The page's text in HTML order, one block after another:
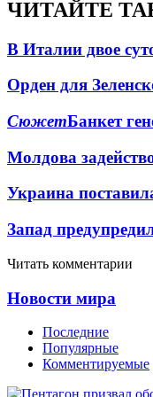
ЧИТАЙТЕ
В Италии двое
Орден для
СюжетБанкет
Молдова
Украина
Запад
Читать комментарии
Новости мира
Последние
Популярные
Комментируемые